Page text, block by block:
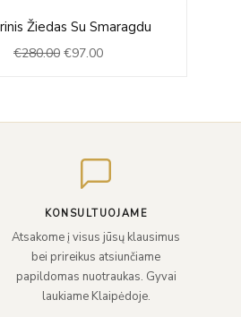
Žiedas Su Smaragdu
€280.00
price
was:
€97.00
price
is:
KONSULTUOJAME
Atsakome į visus jūsų klausimus
bei prireikus atsiunčiame
papildomas nuotraukas. Gyvai
laukiame Klaipėdoje.